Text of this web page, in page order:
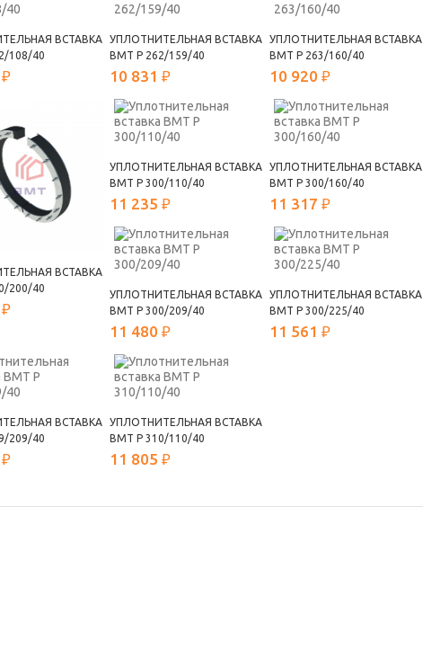
ВСТАВКА
108/40
УПЛОТНИТЕЛЬНАЯ ВСТАВКА
ВМТ Р 262/159/40
10 831 ₽
УПЛОТНИТЕЛЬНАЯ ВСТАВКА
ВМТ Р 263/160/40
10 920 ₽
ВСТАВКА
200/40
УПЛОТНИТЕЛЬНАЯ ВСТАВКА
ВМТ Р 300/110/40
11 235 ₽
УПЛОТНИТЕЛЬНАЯ ВСТАВКА
ВМТ Р 300/160/40
11 317 ₽
УПЛОТНИТЕЛЬНАЯ ВСТАВКА
ВМТ Р 300/209/40
11 480 ₽
УПЛОТНИТЕЛЬНАЯ ВСТАВКА
ВМТ Р 300/225/40
11 561 ₽
ВСТАВКА
209/40
УПЛОТНИТЕЛЬНАЯ ВСТАВКА
ВМТ Р 310/110/40
11 805 ₽